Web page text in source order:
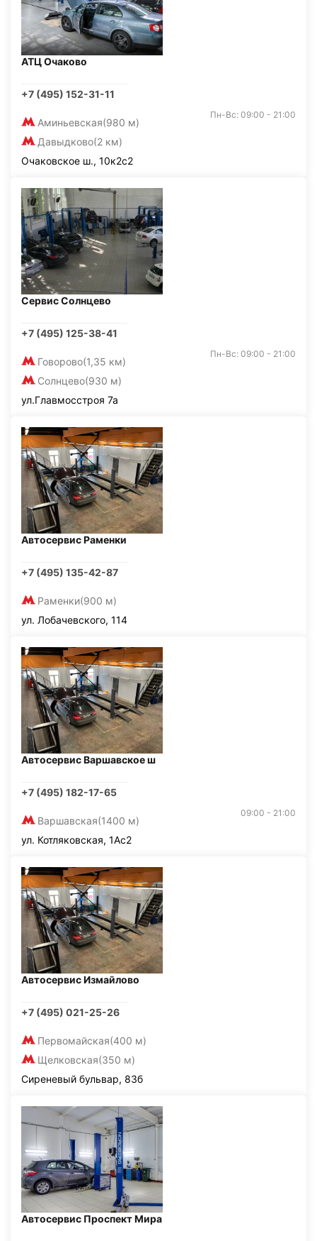
АТЦ Очаково
+7 (495) 152-31-11
Аминьевская(980 м)
Давыдково(2 км)
Пн-Вс: 09:00 - 21:00
Очаковское ш., 10к2с2
Сервис Солнцево
+7 (495) 125-38-41
Говорово(1,35 км)
Солнцево(930 м)
Пн-Вс: 09:00 - 21:00
ул.Главмосстроя 7а
Автосервис Раменки
+7 (495) 135-42-87
Раменки(900 м)
ул. Лобачевского, 114
Автосервис Варшавское ш
+7 (495) 182-17-65
Варшавская(1400 м)
09:00 - 21:00
ул. Котляковская, 1Ас2
Автосервис Измайлово
+7 (495) 021-25-26
Первомайская(400 м)
Щелковская(350 м)
Сиреневый бульвар, 83б
Автосервис Проспект Мира